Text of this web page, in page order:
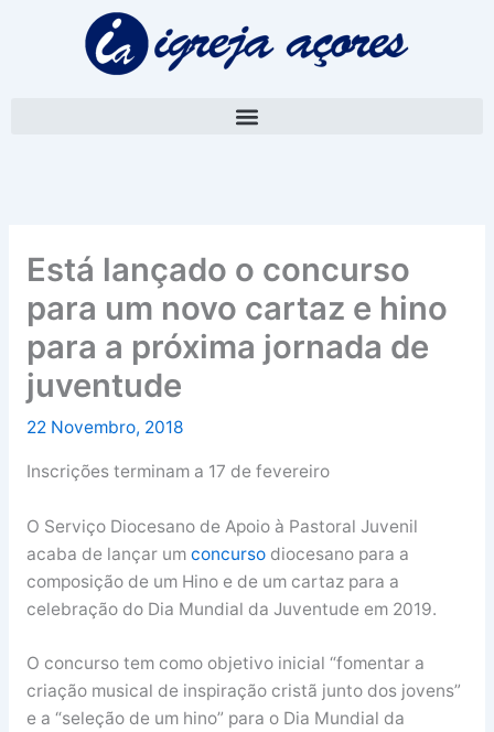
Está lançado o concurso
para um novo cartaz e hino
para a próxima jornada de
juventude
22 Novembro, 2018
Inscrições terminam a 17 de fevereiro
O Serviço Diocesano de Apoio à Pastoral Juvenil
acaba de lançar um concursodiocesano para a
composição de um Hino e de um cartaz para a
celebração do Dia Mundial da Juventude em 2019.
O concurso tem como objetivo inicial “fomentar a
criação musical de inspiração cristã junto dos jovens”
e a “seleção de um hino” para o Dia Mundial da